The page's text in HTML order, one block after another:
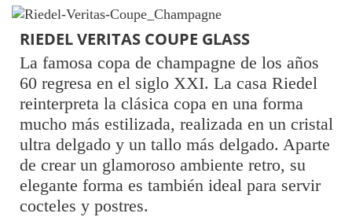
RIEDEL VERITAS COUPE GLASS
La famosa copa de champagne de los años
60 regresa en el siglo XXI. La casa Riedel
reinterpreta la clásica copa en una forma
mucho más estilizada, realizada en un cristal
ultra delgado y un tallo más delgado. Aparte
de crear un glamoroso ambiente retro, su
elegante forma es también ideal para servir
cocteles y postres.